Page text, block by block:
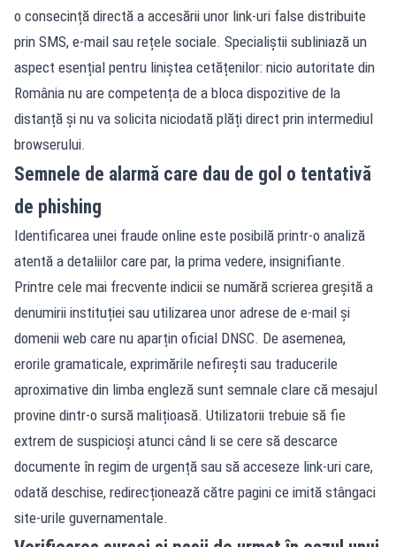
o consecință directă a accesării unor link-uri false distribuite
prin SMS, e-mail sau rețele sociale. Specialiștii subliniază un
aspect esențial pentru liniștea cetățenilor: nicio autoritate din
România nu are competența de a bloca dispozitive de la
distanță și nu va solicita niciodată plăți direct prin intermediul
browserului.
Semnele de alarmă care dau de gol o tentativă
de phishing
Identificarea unei fraude online este posibilă printr-o analiză
atentă a detaliilor care par, la prima vedere, insignifiante.
Printre cele mai frecvente indicii se numără scrierea greșită a
denumirii instituției sau utilizarea unor adrese de e-mail și
domenii web care nu aparțin oficial DNSC. De asemenea,
erorile gramaticale, exprimările nefirești sau traducerile
aproximative din limba engleză sunt semnale clare că mesajul
provine dintr-o sursă malițioasă. Utilizatorii trebuie să fie
extrem de suspicioși atunci când li se cere să descarce
documente în regim de urgență sau să acceseze link-uri care,
odată deschise, redirecționează către pagini ce imită stângaci
site-urile guvernamentale.